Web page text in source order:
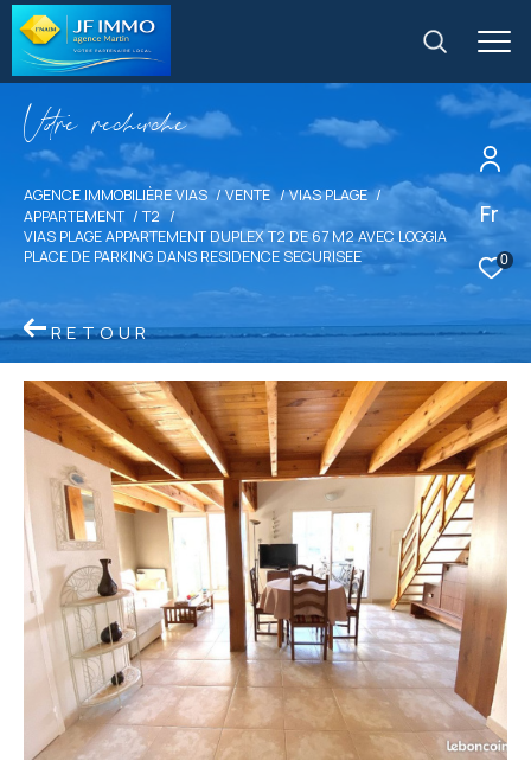
Fr
0
Vore recece
AGENCE IMMOBILIÈRE VIAS VENTE
VIAS PLAGE
APPARTEMENT
T2
VIAS PLAGE APPARTEMENT DUPLEX T2 DE 67 M2 AVEC LOGGIA
PLACE DE PARKING DANS RESIDENCE SECURISEE
RETOUR